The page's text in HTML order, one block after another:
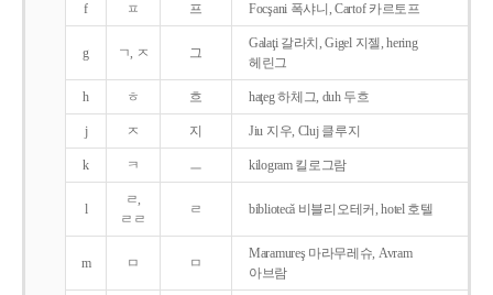
f ㅍ 프 Focşani 폭샤니, Cartof 카르토프
g ㄱ, ㅈ 그
Galaţi 갈라치, Gigel 지젤, hering
헤린그
h ㅎ 흐 haţeg 하체그, duh 두흐
j ㅈ 지 Jiu 지우, Cluj 클루지
k ㅋ ㅡ kilogram 킬로그람
l
ㄹ,
ㄹㄹ
ㄹ bibliotecǎ 비블리오테커, hotel 호텔
m ㅁ ㅁ
Maramureş 마라무레슈, Avram
아브람